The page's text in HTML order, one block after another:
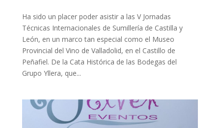
Ha sido un placer poder asistir a las V Jornadas
Técnicas Internacionales de Sumillería de Castilla y
León, en un marco tan especial como el Museo
Provincial del Vino de Valladolid, en el Castillo de
Peñafiel. De la Cata Histórica de las Bodegas del
Grupo Yllera, que...